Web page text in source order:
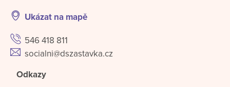
Ukázat na mapě
546 418 811
socialni@dszastavka.cz
Odkazy